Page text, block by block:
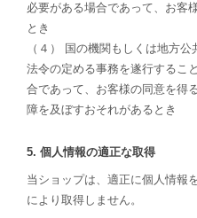
必要がある場合であって、お客
とき
（４） 国の機関もしくは地方
法令の定める事務を遂行するこ
合であって、お客様の同意を得
障を及ぼすおそれがあるとき
5. 個人情報の適正な取得
当ショップは、適正に個人情報
により取得しません。